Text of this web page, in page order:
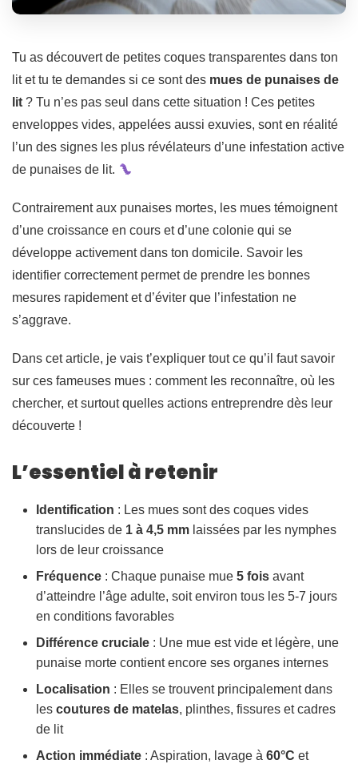
Tu as découvert de petites coques transparentes dans ton
lit et tu te demandes si ce sont des mues de punaises de
lit ? Tu n’es pas seul dans cette situation ! Ces petites
enveloppes vides, appelées aussi exuvies, sont en réalité
l’un des signes les plus révélateurs d’une infestation active
de punaises de lit.
Contrairement aux punaises mortes, les mues témoignent
d’une croissance en cours et d’une colonie qui se
développe activement dans ton domicile. Savoir les
identifier correctement permet de prendre les bonnes
mesures rapidement et d’éviter que l’infestation ne
s’aggrave.
Dans cet article, je vais t’expliquer tout ce qu’il faut savoir
sur ces fameuses mues : comment les reconnaître, où les
chercher, et surtout quelles actions entreprendre dès leur
découverte !
L’essentiel à retenir
Identification : Les mues sont des coques vides
translucides de 1 à 4,5 mm laissées par les nymphes
lors de leur croissance
Fréquence : Chaque punaise mue 5 fois avant
d’atteindre l’âge adulte, soit environ tous les 5-7 jours
en conditions favorables
Différence cruciale : Une mue est vide et légère, une
punaise morte contient encore ses organes internes
Localisation : Elles se trouvent principalement dans
les coutures de matelas, plinthes, fissures et cadres
de lit
Action immédiate : Aspiration, lavage à 60°C et